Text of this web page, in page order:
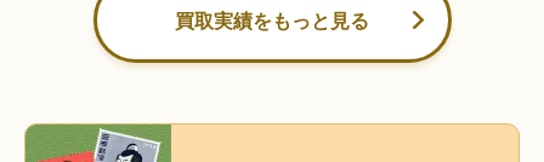
買取実績をもっと見る